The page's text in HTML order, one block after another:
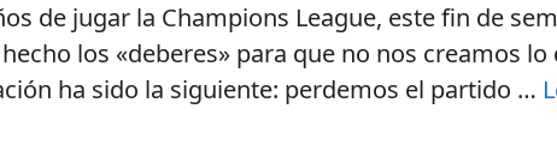
de jugar la Champions League, este fin de
los «deberes» para que no nos creamos lo
ha sido la siguiente: perdemos el partido …